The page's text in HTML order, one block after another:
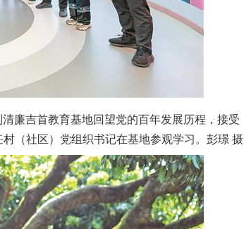
廉吉首教育基地回望党的百年发展历程，接受
（社区）党组织书记在基地参观学习。彭璟 摄